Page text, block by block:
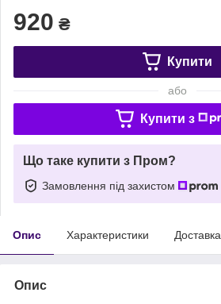
920 ₴
Купити
або
Купити з
Що таке купити з Пром?
Замовлення під захистом
Опис Характеристики Доставка
Опис